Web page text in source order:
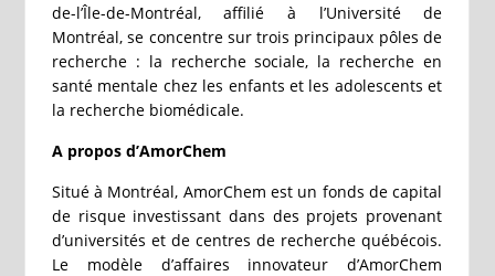
de-l’Île-de-Montréal, affilié à l’Université de
Montréal, se concentre sur trois principaux pôles de
recherche : la recherche sociale, la recherche en
santé mentale chez les enfants et les adolescents et
la recherche biomédicale.
A propos d’AmorChem
Situé à Montréal, AmorChem est un fonds de capital
de risque investissant dans des projets provenant
d’universités et de centres de recherche québécois.
Le modèle d’affaires innovateur d’AmorChem